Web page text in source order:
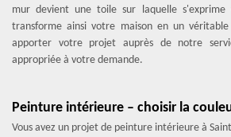
mur devient une toile sur laquelle s'exprime
transforme ainsi votre maison en un véritable
apporter votre projet auprès de notre
appropriée à votre demande.
Peinture intérieure – choisir la
Vous avez un projet de peinture intérieure à